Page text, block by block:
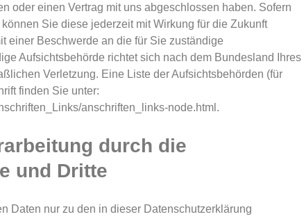
oder einen Vertrag mit uns abgeschlossen haben. Sofern
Sie diese jederzeit mit Wirkung für die Zukunft
einer Beschwerde an die für Sie zuständige
Aufsichtsbehörde richtet sich nach dem Bundesland Ihres
Verletzung. Eine Liste der Aufsichtsbehörden (für
finden Sie unter:
anschriften_links-node.html.
durch die
und Dritte
Daten nur zu den in dieser Datenschutzerklärung